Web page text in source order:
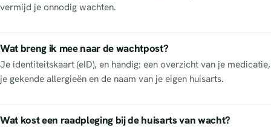
vermijd je onnodig wachten.
Wat breng ik mee naar de wachtpost?
Je identiteitskaart (eID), en handig: een overzicht van je medicatie,
je gekende allergieën en de naam van je eigen huisarts.
Wat kost een raadpleging bij de huisarts van wacht?